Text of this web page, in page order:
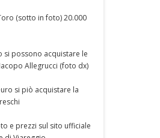
(sotto in foto) 20.000
si possono acquistare le
Allegrucci (foto dx)
si piò acquistare la
e prezzi sul sito ufficiale